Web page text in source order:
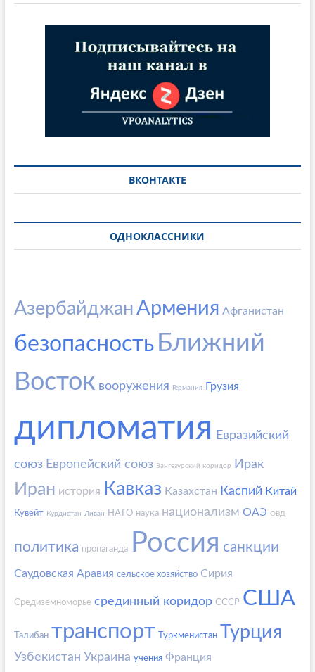
ВКОНТАКТЕ
ОДНОКЛАССНИКИ
АзербайджанАрмения Афганистан
безопасность Ближний
Восток вооружения Германия Грузия
дипломатия Евразийский
союз Европейский союз Зангезурский коридор Ирак
Иран история Кавказ Казахстан Каспий Китай
Кувейт Курдистан Ливан НАТО наука национализм ОАЭ ОВД
политика пропаганда Россия санкции
Саудовская Аравия сельское хозяйство Сирия
Средиземноморье срединный коридор СССР США
Талибан транспорт Туркменистан Турция
Узбекистан Украина учения Франция